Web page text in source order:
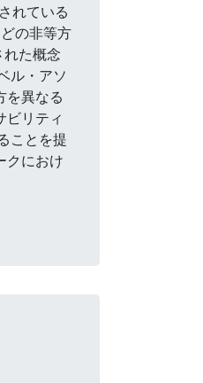
れている
の非等方
た概念
ル・アソ
を異なる
ビリティ
ことを提
クにおけ